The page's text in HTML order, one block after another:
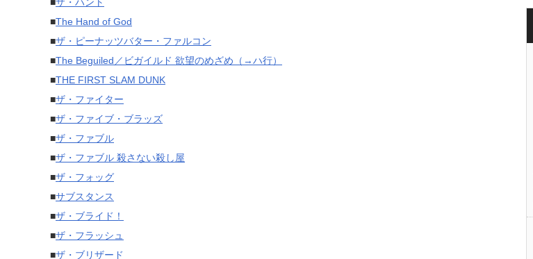
■The Hand of God
■ザ・ピーナッツバター・ファルコン
■The Beguiled／ビガイルド 欲望のめざめ（→ハ行）
■THE FIRST SLAM DUNK
■ザ・ファイター
■ザ・ファイブ・ブラッズ
■ザ・ファブル
■ザ・ファブル 殺さない殺し屋
■ザ・フォッグ
■サブスタンス
■ザ・ブライド！
■ザ・フラッシュ
■ザ・ブリザード